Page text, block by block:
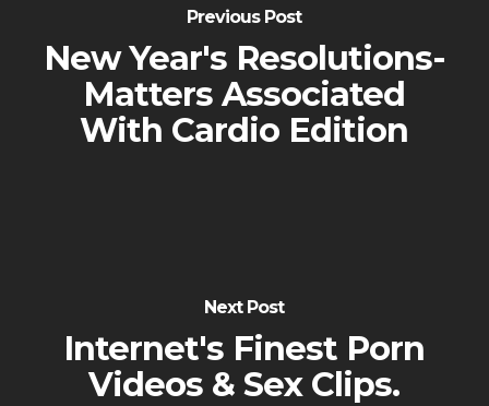
Previous Post
New Year's Resolutions-
Matters Associated
With Cardio Edition
Next Post
Internet's Finest Porn
Videos & Sex Clips.